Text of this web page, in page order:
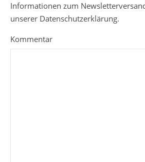
Informationen zum
unserer Datenschutzerklärung.
Kommentar